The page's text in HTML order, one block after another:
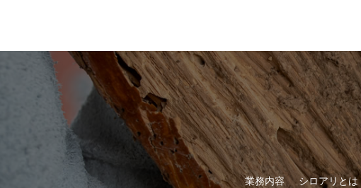
業務内容 シロアリとは